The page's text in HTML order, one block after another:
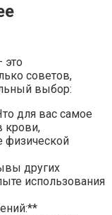
это
советов,
выбор:
для вас самое
крови,
физической
других
использования